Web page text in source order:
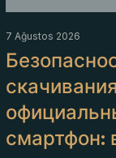
7 Ağustos 2026
смартфон: